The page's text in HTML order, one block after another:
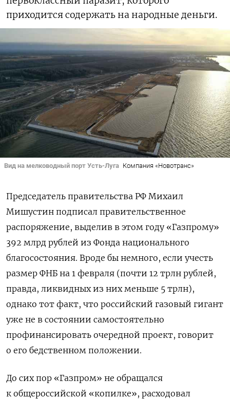
приходится содержать на народные деньги.
Вид на мелководный порт Усть-Луга Компания «Новотранс»
Председатель правительства РФ Михаил
Мишустин подписал правительственное
распоряжение, выделив в этом году «Газпрому»
392 млрд рублей из Фонда национального
благосостояния. Вроде бы немного, если учесть
размер ФНБ на 1 февраля (почти 12 трлн рублей,
правда, ликвидных из них меньше 5 трлн),
однако тот факт, что российский газовый гигант
уже не в состоянии самостоятельно
профинансировать очередной проект, говорит
о его бедственном положении.
До сих пор «Газпром» не обращался
к общероссийской «копилке», расходовал